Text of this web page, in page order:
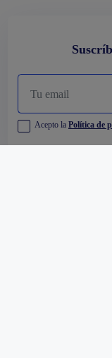
Acepto la Política de